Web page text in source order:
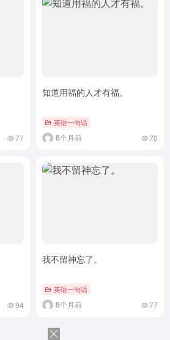
77
知道用福的人才有福。
英语一句话
8个月前 70
94
我不留神忘了。
英语一句话
8个月前 77